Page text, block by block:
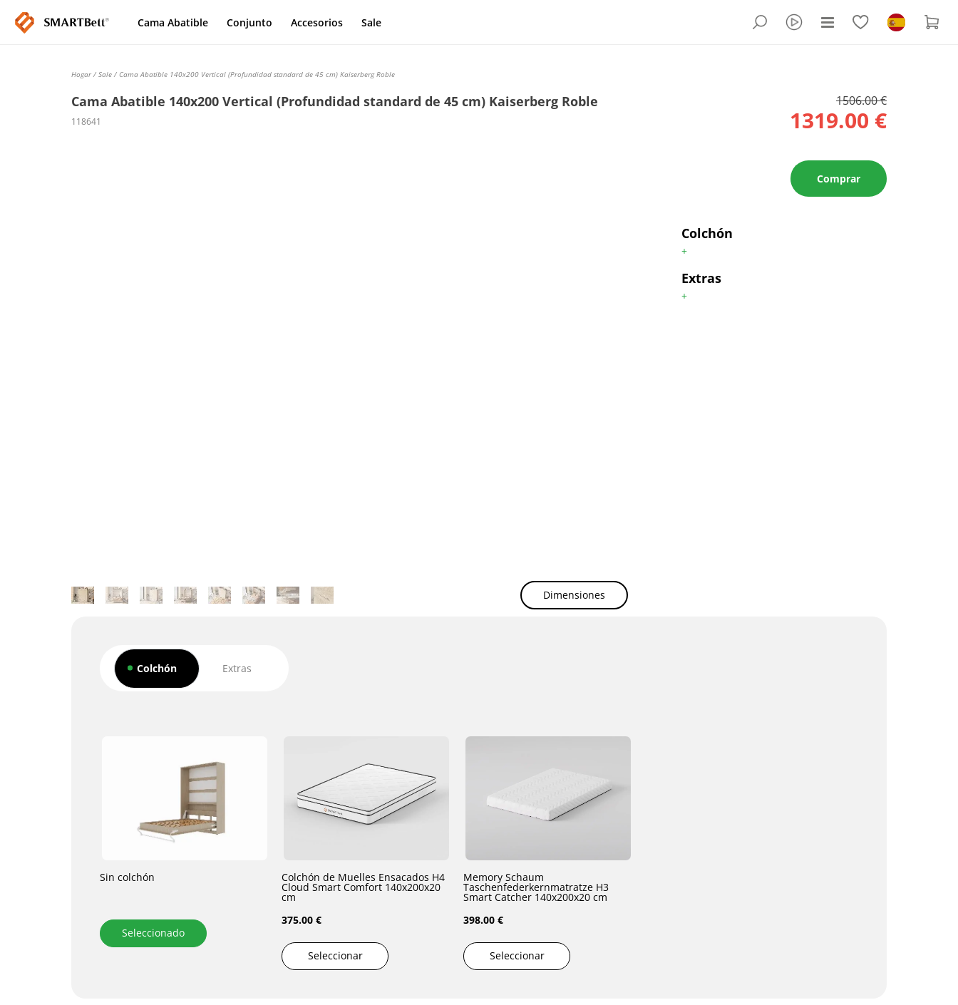
Cama Abatible Conjunto Accesorios Sale
Hogar / Sale / Cama Abatible 140x200 Vertical (Profundidad standard de 45 cm) Kaiserberg Roble
Cama Abatible 140x200 Vertical (Profundidad standard de 45 cm) Kaiserberg Roble
118641
1506.00 €
1319.00 €
Dimensiones
Comprar
Colchón
+
Extras
+
Colchón Extras
Sin colchón
Seleccionado
Colchón de Muelles Ensacados H4
Cloud Smart Comfort 140x200x20
cm
375.00 €
Seleccionar
Memory Schaum
Taschenfederkernmatratze H3
Smart Catcher 140x200x20 cm
398.00 €
Seleccionar